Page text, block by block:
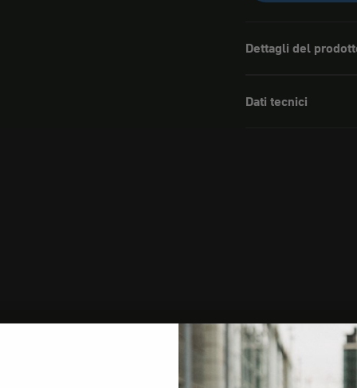
Dettagli del
Dati tecnici